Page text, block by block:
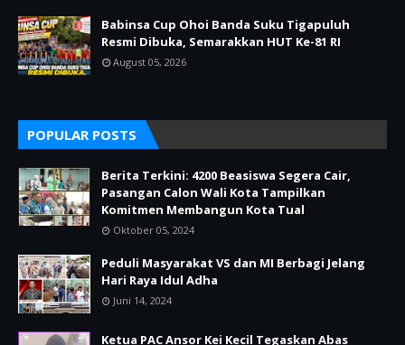
Babinsa Cup Ohoi Banda Suku Tigapuluh
Resmi Dibuka, Semarakkan HUT Ke-81 RI
August 05, 2026
POPULAR POSTS
Berita Terkini: 4200 Beasiswa Segera Cair,
Pasangan Calon Wali Kota Tampilkan
Komitmen Membangun Kota Tual
Oktober 05, 2024
Peduli Masyarakat VS dan MI Berbagi Jelang
Hari Raya Idul Adha
Juni 14, 2024
Ketua PAC Ansor Kei Kecil Tegaskan Abas